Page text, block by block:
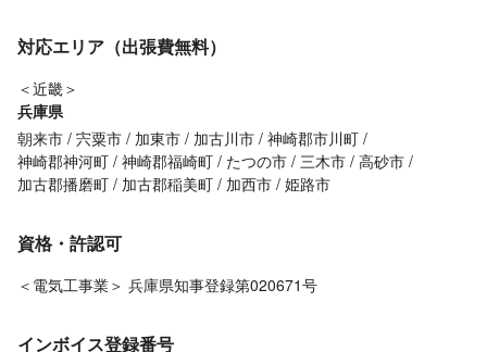
対応エリア（出張費無料）
＜近畿＞
兵庫県
朝来市 宍粟市 加東市 加古川市 神崎郡市川町
神崎郡神河町 神崎郡福崎町 たつの市 三木市 高砂市
加古郡播磨町
加古郡稲美町 加西市 姫路市
資格・許認可
＜電気工事業＞ 兵庫県知事登録第020671号
インボイス登録番号